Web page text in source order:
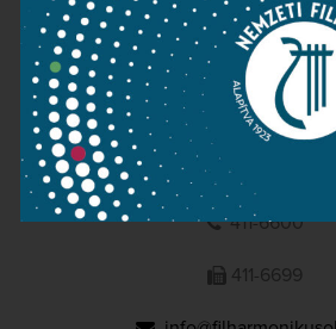
NEMZETI
1095 Budapest, Komor
411-6600
411-6699